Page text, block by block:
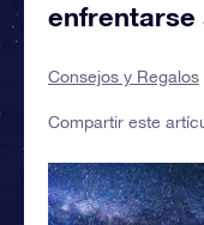
enfrentarse
Consejos y Regalos
Compartir este